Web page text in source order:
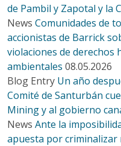
de Pambil y Zapotal y la
News Comunidades de
accionistas de Barrick
violaciones de derechos
ambientales 08.05.2026
Blog Entry Un año
Comité de Santurbán
Mining y al gobierno
News Ante la
apuesta por criminalizar